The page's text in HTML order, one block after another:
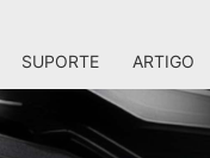
SUPORTE ARTIGO